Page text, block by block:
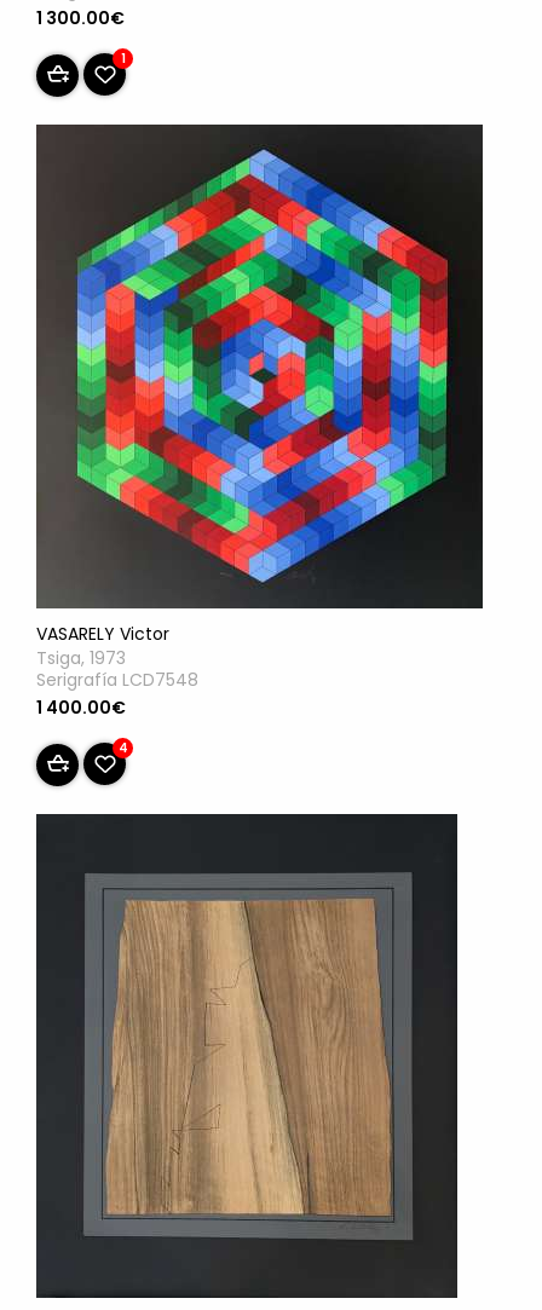
1 300.00€
1
VASARELY Victor
Tsiga, 1973
Serigrafía LCD7548
1 400.00€
4